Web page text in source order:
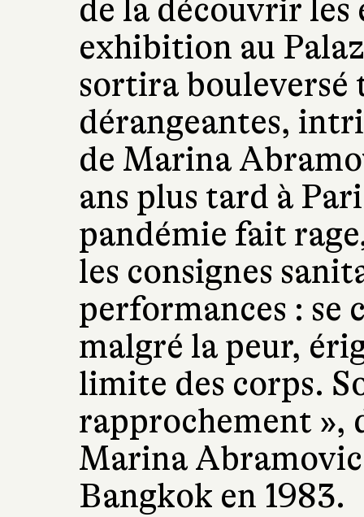
de la découvrir les
exhibition au
sortira bouleversé
dérangeantes,
de Marina
ans plus tard à
pandémie fait
les consignes
performances : se
malgré la peur,
limite des corps.
rapprochement »,
Marina
Bangkok en 1983.